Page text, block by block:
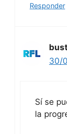
Responder
30/
Sí se
la